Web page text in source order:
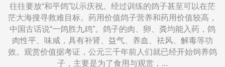
往往要放“和平鸽”以示庆祝。经过训练的鸽子甚至可以在茫
茫大海搜寻救难目标。药用价值鸽子营养和药用价值较高，
中国古话说“一鸽胜九鸡”。鸽子的肉、卵、粪均能入药，鸽
肉性平、味咸，具有补肾、益气、养血、祛风、解毒等功
效。观赏价值据考证，公元三千年前人们就已经开始饲养鸽
子，主要是为了食用与观赏，...